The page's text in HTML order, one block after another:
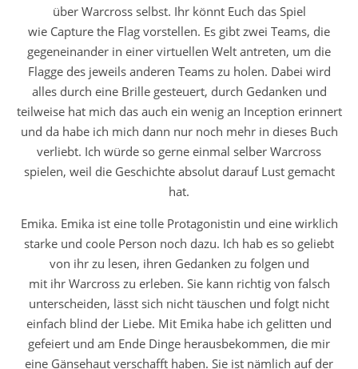
über Warcross selbst. Ihr könnt Euch das Spiel
wie Capture the Flag vorstellen. Es gibt zwei Teams, die
gegeneinander in einer virtuellen Welt antreten, um die
Flagge des jeweils anderen Teams zu holen. Dabei wird
alles durch eine Brille gesteuert, durch Gedanken und
teilweise hat mich das auch ein wenig an Inception erinnert
und da habe ich mich dann nur noch mehr in dieses Buch
verliebt. Ich würde so gerne einmal selber Warcross
spielen, weil die Geschichte absolut darauf Lust gemacht
hat.
Emika. Emika ist eine tolle Protagonistin und eine wirklich
starke und coole Person noch dazu. Ich hab es so geliebt
von ihr zu lesen, ihren Gedanken zu folgen und
mit ihr Warcross zu erleben. Sie kann richtig von falsch
unterscheiden, lässt sich nicht täuschen und folgt nicht
einfach blind der Liebe. Mit Emika habe ich gelitten und
gefeiert und am Ende Dinge herausbekommen, die mir
eine Gänsehaut verschafft haben. Sie ist nämlich auf der